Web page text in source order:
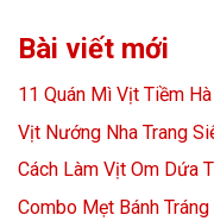
Bài viết mới
11 Quán Mì Vịt Tiềm
Vịt Nướng Nha Trang
Cách Làm Vịt Om Dứa
Combo Mẹt Bánh